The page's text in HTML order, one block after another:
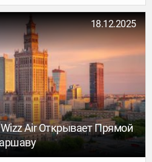
на паромы FerryGoGo
дорогих и самых
для похода в ресторан.
источников (в
за январь 2026 года.
стоимость ужина
в ресторане среднего
учёта напитков.
18.12.2025
Air Открывает Прямой